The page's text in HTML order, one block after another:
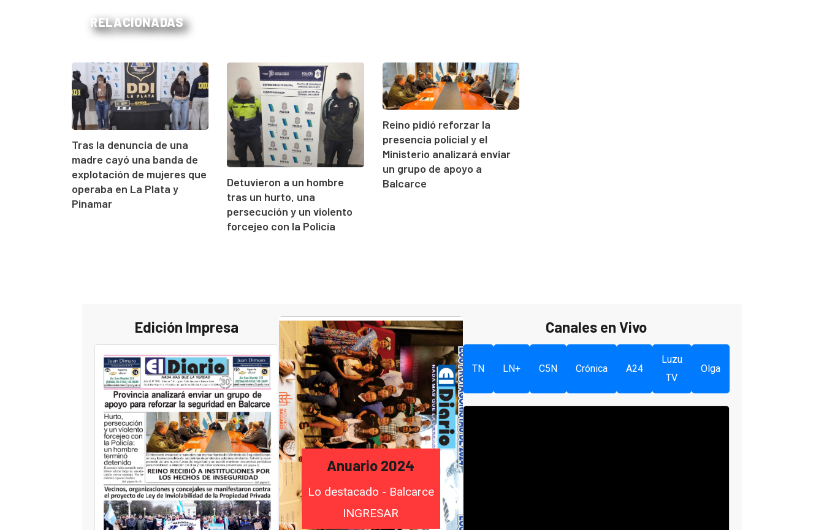
RELACIONADAS
Tras la denuncia de una
madre cayó una banda de
explotación de mujeres que
operaba en La Plata y
Pinamar
Detuvieron a un hombre
tras un hurto, una
persecución y un violento
forcejeo con la Policía
Reino pidió reforzar la
presencia policial y el
Ministerio analizará enviar
un grupo de apoyo a
Balcarce
Edición Impresa
Anuario 2024
Lo destacado - Balcarce
INGRESAR
Canales en Vivo
TN LN+ C5N Crónica A24
Luzu
TV
Olga